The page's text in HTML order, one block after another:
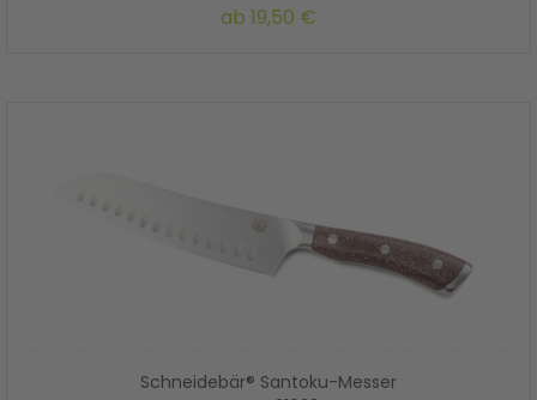
ab 19,50 €
Schneidebär® Santoku-Messer